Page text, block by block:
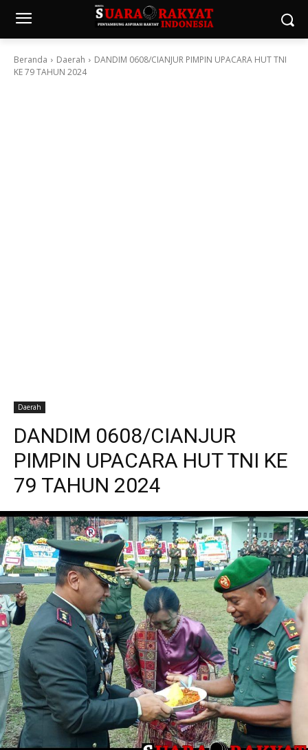
Beranda Daerah
DANDIM 0608/CIANJUR PIMPIN UPACARA HUT TNI
KE 79 TAHUN 2024
Daerah
DANDIM 0608/CIANJUR
PIMPIN UPACARA HUT TNI KE
79 TAHUN 2024